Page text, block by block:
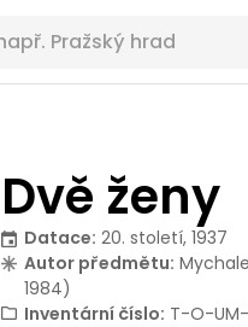
Dvě ženy
Datace: 20. století, 1937
Autor předmětu:
1984)
Inventární číslo: T-O-UM-